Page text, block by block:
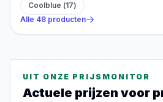
Coolblue (17)
Alle 48 producten
UIT ONZE PRIJSMONITOR
Actuele prijzen voor